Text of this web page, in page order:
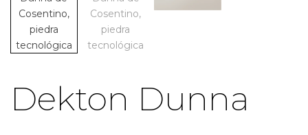
Dekton Dunna